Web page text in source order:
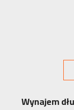
Wynajem